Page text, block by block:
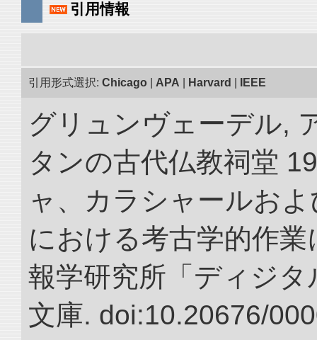
引用情報
引用形式選択: Chicago APA Harvard IEEE
グリュンヴェーデル,
タンの古代仏教祠堂
ャ、カラシャールお
における考古学的作
報学研究所「ディジ
文庫. doi:10.20676/